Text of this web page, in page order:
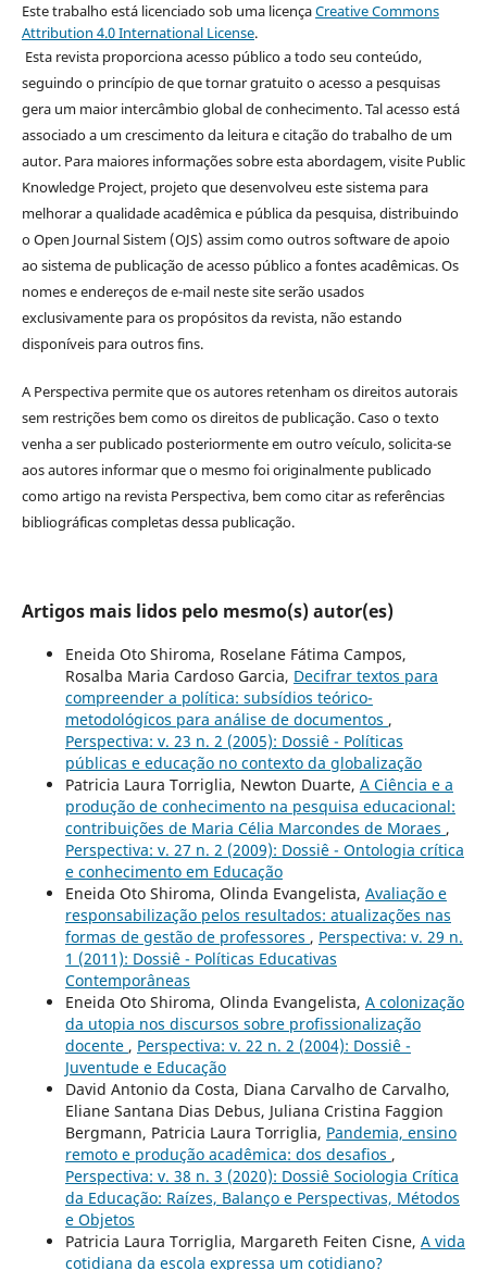
Este trabalho está licenciado sob uma licençaCreative Commons
Attribution 4.0 International License.
Esta revista proporciona acesso público a todo seu conteúdo,
seguindo o princípio de que tornar gratuito o acesso a pesquisas
gera um maior intercâmbio global de conhecimento. Tal acesso está
associado a um crescimento da leitura e citação do trabalho de um
autor. Para maiores informações sobre esta abordagem, visite Public
Knowledge Project, projeto que desenvolveu este sistema para
melhorar a qualidade acadêmica e pública da pesquisa, distribuindo
o Open Journal Sistem (OJS) assim como outros software de apoio
ao sistema de publicação de acesso público a fontes acadêmicas. Os
nomes e endereços de e-mail neste site serão usados
exclusivamente para os propósitos da revista, não estando
disponíveis para outros fins.
A Perspectiva permite que os autores retenham os direitos autorais
sem restrições bem como os direitos de publicação. Caso o texto
venha a ser publicado posteriormente em outro veículo, solicita-se
aos autores informar que o mesmo foi originalmente publicado
como artigo na revista Perspectiva, bem como citar as referências
bibliográficas completas dessa publicação.
Artigos mais lidos pelo mesmo(s) autor(es)
Eneida Oto Shiroma, Roselane Fátima Campos,
Rosalba Maria Cardoso Garcia, Decifrar textos para
compreender a política: subsídios teórico-
metodológicos para análise de documentos ,
Perspectiva: v. 23 n. 2 (2005): Dossiê - Políticas
públicas e educação no contexto da globalização
Patricia Laura Torriglia, Newton Duarte, A Ciência e a
produção de conhecimento na pesquisa educacional:
contribuições de Maria Célia Marcondes de Moraes ,
Perspectiva: v. 27 n. 2 (2009): Dossiê - Ontologia crítica
e conhecimento em Educação
Eneida Oto Shiroma, Olinda Evangelista, Avaliação e
responsabilização pelos resultados: atualizações nas
formas de gestão de professores , Perspectiva: v. 29 n.
1 (2011): Dossiê - Políticas Educativas
Contemporâneas
Eneida Oto Shiroma, Olinda Evangelista, A colonização
da utopia nos discursos sobre profissionalização
docente , Perspectiva: v. 22 n. 2 (2004): Dossiê -
Juventude e Educação
David Antonio da Costa, Diana Carvalho de Carvalho,
Eliane Santana Dias Debus, Juliana Cristina Faggion
Bergmann, Patricia Laura Torriglia, Pandemia, ensino
remoto e produção acadêmica: dos desafios ,
Perspectiva: v. 38 n. 3 (2020): Dossiê Sociologia Crítica
da Educação: Raízes, Balanço e Perspectivas, Métodos
e Objetos
Patricia Laura Torriglia, Margareth Feiten Cisne, A vida
cotidiana da escola expressa um cotidiano?